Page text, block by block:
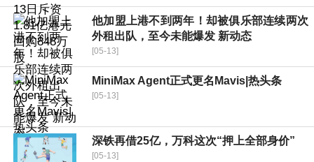
他加盟上港不到两年！却被俱乐部连续两次
外租出队，至今未能爆发 新动态
[05-13]
MiniMax Agent正式更名Mavis|热头条
[05-13]
深铁再借25亿，万科这次“押上全部身价”
[05-13]